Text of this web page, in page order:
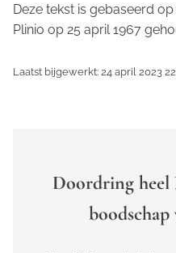
Deze tekst is gebaseerd
Plinio op 25 april 1967
Laatst bijgewerkt: 24 april 2023
Doordring heel